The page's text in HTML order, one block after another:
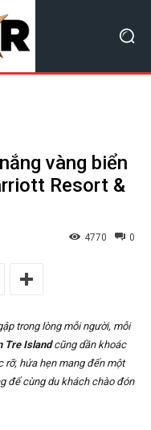
vàng biển
Resort &
0
4770
trong lòng mỗi người, mỗi
Tre Islandcũng dần khoác
rỡ, hứa hẹn mang đến một
để cùng du khách chào đón